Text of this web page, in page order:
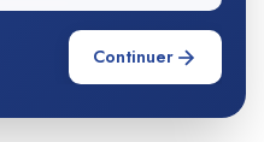
Continuer